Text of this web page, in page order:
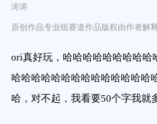
涛涛
原创作品专业组赛道作品版权由作者解
ori真好玩，哈哈哈哈哈哈哈哈哈
哈哈哈哈哈哈哈哈哈哈哈哈哈哈
哈，对不起，我看要50个字我就